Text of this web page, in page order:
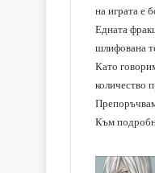
на играта е
Едната
шлифована
Като
количество
Към